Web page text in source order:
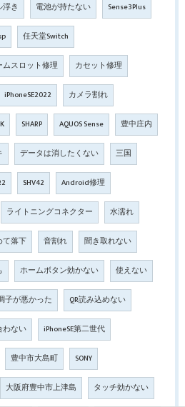
き 電池が持たない Sense3Plus
任天堂Switch
ムスロット修理 カセット修理
iPhoneSE2022 カメラ割れ
SHARP AQUOS Sense 豊中庄内
データは消したくない 三国
SHV42 Android修理
ライトニングコネクター 水濡れ
て落下 音割れ 聞き取れない
ホームボタン効かない 使えない
子が悪かった QR読み込めない
わない iPhoneSE第二世代
豊中市大島町 SONY
大阪府豊中市上津島 タッチ効かない